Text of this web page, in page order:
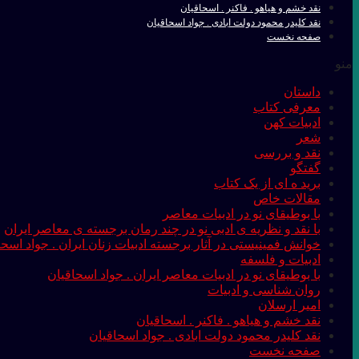
نقد خشم و هیاهو . فاکنر . اسحاقیان
نقد کلیدر محمود دولت ابادی . جواد اسحاقیان
صفحه نخست
منو
داستان
معرفی کتاب
ادبیات کهن
شعر
نقد و بررسی
گفتگو
برید ه ای از یک کتاب
مقالات خاص
با بوطیقای نو در ادبیات معاصر
با نقد و نظریه ی ادبی نو در چند رمان برجسته ی معاصر ایران
خوانش فمینیستی در آثار برجسته ادبیات زنان ایران . جواد
ادبیات و فلسفه
با بوطیقای نو در ادبیات معاصر ایران . جواد اسحاقیان
روان شناسی و ادبیات
امیر ارسلان
نقد خشم و هیاهو . فاکنر . اسحاقیان
نقد کلیدر محمود دولت ابادی . جواد اسحاقیان
صفحه نخست